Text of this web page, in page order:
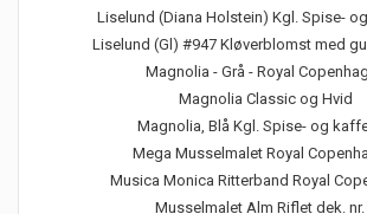
Liselund (Diana Holstein) Kgl. Spise-
Liselund (Gl) #947 Kløverblomst med
Magnolia - Grå - Royal
Magnolia Classic og Hvid
Magnolia, Blå Kgl. Spise- og
Mega Musselmalet Royal
Musica Monica Ritterband Royal
Musselmalet Alm Riflet dek. nr.